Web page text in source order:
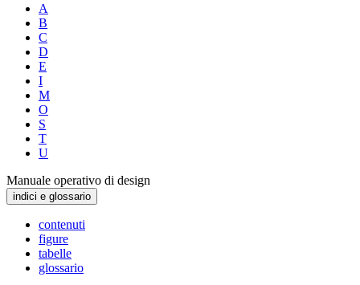
A
B
C
D
E
I
M
O
S
T
U
Manuale operativo di design
indici e glossario
contenuti
figure
tabelle
glossario